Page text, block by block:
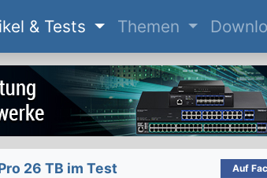
& Tests Themen
26 TB im Test Auf